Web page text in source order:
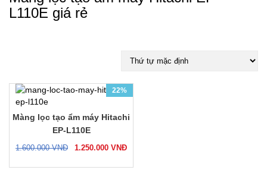
L110E giá rẻ
22%
Màng lọc tạo ẩm máy Hitachi
EP-L110E
1.600.000VNĐ 1.250.000 VNĐ